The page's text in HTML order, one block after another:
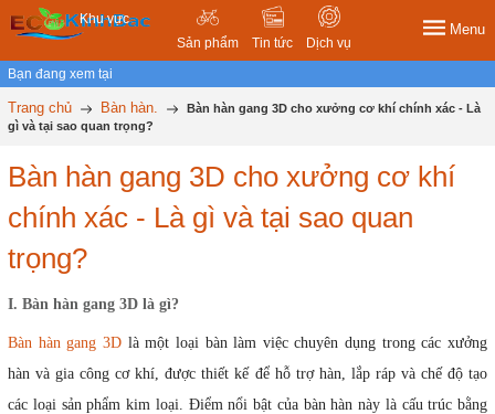
Khu vực
Sản phẩm
Tin tức Dịch vụ
Menu
Bạn đang xem tại
Trang chủ Bàn hàn.
Bàn hàn gang 3D cho xưởng cơ khí chính xác - Là
gì và tại sao quan trọng?
Bàn hàn gang 3D cho xưởng cơ khí
chính xác - Là gì và tại sao quan
trọng?
I. Bàn hàn gang 3D là gì?
Bàn hàn gang 3Dlà một loại bàn làm việc chuyên dụng trong các xưởng
hàn và gia công cơ khí, được thiết kế để hỗ trợ hàn, lắp ráp và chế độ tạo
các loại sản phẩm kim loại. Điểm nổi bật của bàn hàn này là cấu trúc bằng